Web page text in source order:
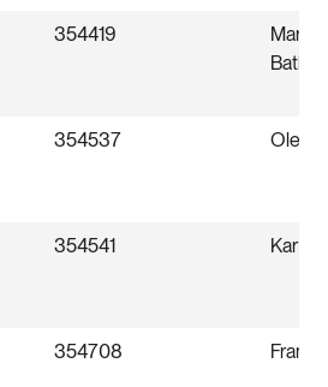
354419
Bathen
354537 Ole
354541 Karl
354708